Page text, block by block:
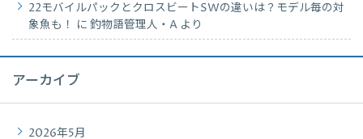
22モバイルパックとクロスビートSWの違いは？モデル毎の対
象魚も！
に 釣物語管理人・A より
アーカイブ
2026年5月